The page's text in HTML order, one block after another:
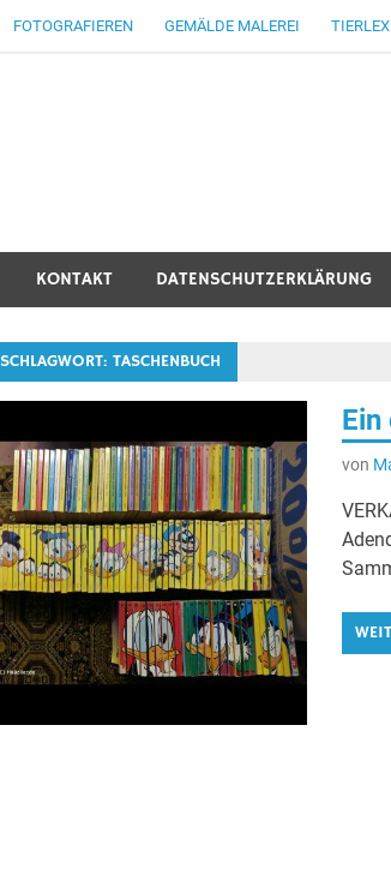
FOTOGRAFIEREN GEMÄLDE MALEREI
KONTAKT DATENSCHUTZERKLÄRUNG
SCHLAGWORT:TASCHENBUCH
Ein
von